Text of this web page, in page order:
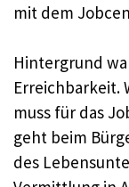
mit dem
Hintergrund
Erreichbarkeit.
muss für das
geht beim
des